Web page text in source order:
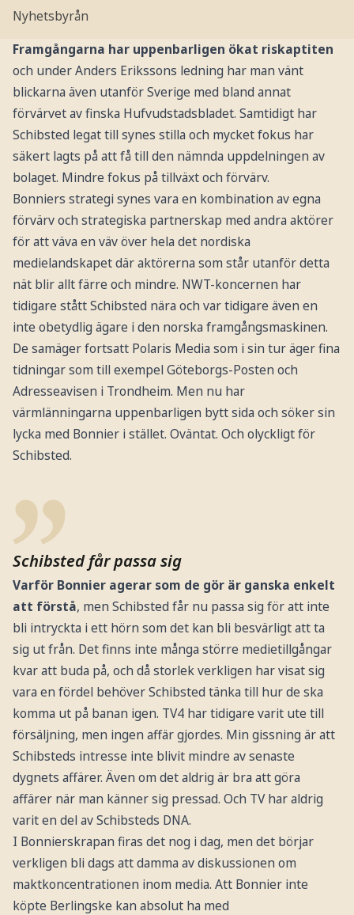
Nyhetsbyrån
Framgångarna har uppenbarligen ökat riskaptiten
och under Anders Erikssons ledning har man vänt
blickarna även utanför Sverige med bland annat
förvärvet av finska Hufvudstadsbladet. Samtidigt har
Schibsted legat till synes stilla och mycket fokus har
säkert lagts på att få till den nämnda uppdelningen av
bolaget. Mindre fokus på tillväxt och förvärv.
Bonniers strategi synes vara en kombination av egna
förvärv och strategiska partnerskap med andra aktörer
för att väva en väv över hela det nordiska
medielandskapet där aktörerna som står utanför detta
nät blir allt färre och mindre. NWT-koncernen har
tidigare stått Schibsted nära och var tidigare även en
inte obetydlig ägare i den norska framgångsmaskinen.
De samäger fortsatt Polaris Media som i sin tur äger fina
tidningar som till exempel Göteborgs-Posten och
Adresseavisen i Trondheim. Men nu har
värmlänningarna uppenbarligen bytt sida och söker sin
lycka med Bonnier i stället. Oväntat. Och olyckligt för
Schibsted.
Schibsted får passa sig
Varför Bonnier agerar som de gör är ganska enkelt
att förstå, men Schibsted får nu passa sig för att inte
bli intryckta i ett hörn som det kan bli besvärligt att ta
sig ut från. Det finns inte många större medietillgångar
kvar att buda på, och då storlek verkligen har visat sig
vara en fördel behöver Schibsted tänka till hur de ska
komma ut på banan igen. TV4 har tidigare varit ute till
försäljning, men ingen affär gjordes. Min gissning är att
Schibsteds intresse inte blivit mindre av senaste
dygnets affärer. Även om det aldrig är bra att göra
affärer när man känner sig pressad. Och TV har aldrig
varit en del av Schibsteds DNA.
I Bonnierskrapan firas det nog i dag, men det börjar
verkligen bli dags att damma av diskussionen om
maktkoncentrationen inom media. Att Bonnier inte
köpte Berlingske kan absolut ha med